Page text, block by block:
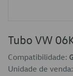
Tubo VW
Compatibilidade:
Unidade de venda: